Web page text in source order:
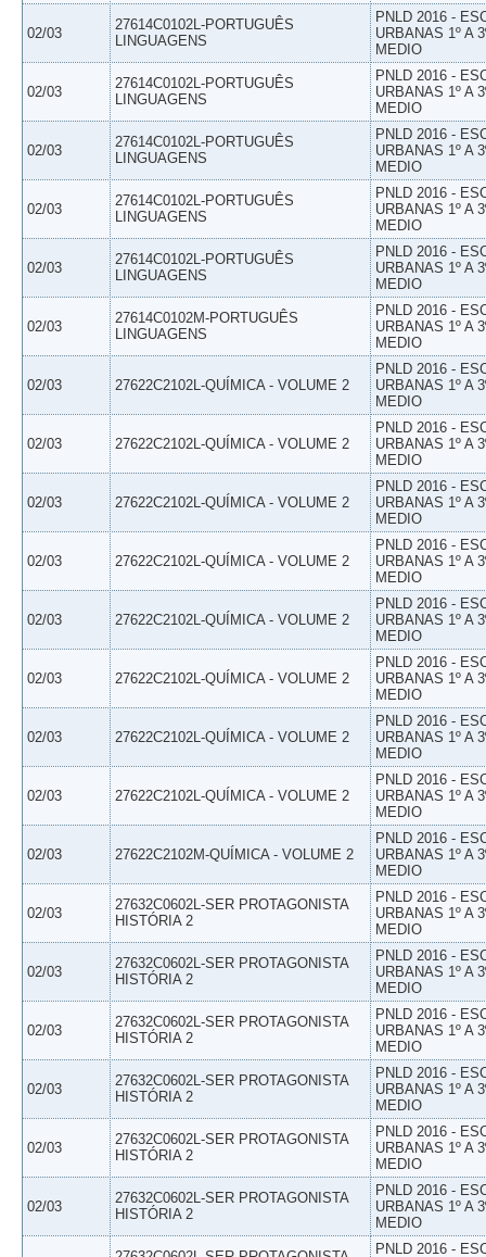
02/03
27614C0102L-PORTUGUÊS
LINGUAGENS
PNLD 2016 -
URBANAS 1º A
MEDIO
02/03
27614C0102L-PORTUGUÊS
LINGUAGENS
PNLD 2016 -
URBANAS 1º A
MEDIO
02/03
27614C0102L-PORTUGUÊS
LINGUAGENS
PNLD 2016 -
URBANAS 1º A
MEDIO
02/03
27614C0102L-PORTUGUÊS
LINGUAGENS
PNLD 2016 -
URBANAS 1º A
MEDIO
02/03
27614C0102L-PORTUGUÊS
LINGUAGENS
PNLD 2016 -
URBANAS 1º A
MEDIO
02/03
27614C0102M-PORTUGUÊS
LINGUAGENS
PNLD 2016 -
URBANAS 1º A
MEDIO
02/03 27622C2102L-QUÍMICA - VOLUME 2
PNLD 2016 -
URBANAS 1º A
MEDIO
02/03 27622C2102L-QUÍMICA - VOLUME 2
PNLD 2016 -
URBANAS 1º A
MEDIO
02/03 27622C2102L-QUÍMICA - VOLUME 2
PNLD 2016 -
URBANAS 1º A
MEDIO
02/03 27622C2102L-QUÍMICA - VOLUME 2
PNLD 2016 -
URBANAS 1º A
MEDIO
02/03 27622C2102L-QUÍMICA - VOLUME 2
PNLD 2016 -
URBANAS 1º A
MEDIO
02/03 27622C2102L-QUÍMICA - VOLUME 2
PNLD 2016 -
URBANAS 1º A
MEDIO
02/03 27622C2102L-QUÍMICA - VOLUME 2
PNLD 2016 -
URBANAS 1º A
MEDIO
02/03 27622C2102L-QUÍMICA - VOLUME 2
PNLD 2016 -
URBANAS 1º A
MEDIO
02/03 27622C2102M-QUÍMICA - VOLUME 2
PNLD 2016 -
URBANAS 1º A
MEDIO
02/03
27632C0602L-SER PROTAGONISTA
HISTÓRIA 2
PNLD 2016 -
URBANAS 1º A
MEDIO
02/03
27632C0602L-SER PROTAGONISTA
HISTÓRIA 2
PNLD 2016 -
URBANAS 1º A
MEDIO
02/03
27632C0602L-SER PROTAGONISTA
HISTÓRIA 2
PNLD 2016 -
URBANAS 1º A
MEDIO
02/03
27632C0602L-SER PROTAGONISTA
HISTÓRIA 2
PNLD 2016 -
URBANAS 1º A
MEDIO
02/03
27632C0602L-SER PROTAGONISTA
HISTÓRIA 2
PNLD 2016 -
URBANAS 1º A
MEDIO
02/03
27632C0602L-SER PROTAGONISTA
HISTÓRIA 2
PNLD 2016 -
URBANAS 1º A
MEDIO
PNLD 2016 -